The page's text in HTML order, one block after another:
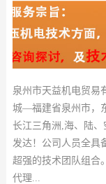
泉州市天益机电贸易
城—福建省泉州市，
长江三角洲,海、陆
发达！公司人员全具
超强的技术团队组合
代理...